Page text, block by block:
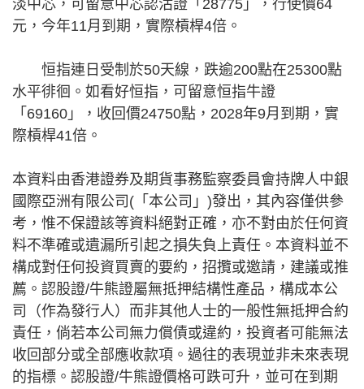
淡中芯，可留意中芯認沽證「28775」，行使價64
元，今年11月到期，實際槓桿4倍。
恒指連日受制於50天線，跌逾200點在25300點
水平徘徊。如看好恒指，可留意恒指牛證
「69160」，收回價24750點，2028年9月到期，實
際槓桿41倍。
本資料由香港證券及期貨事務監察委員會持牌人中銀
國際亞洲有限公司(「本公司」)發出，其內容僅供參
考，惟不保證該等資料絕對正確，亦不對由於任何資
料不準確或遺漏所引起之損失負上責任。本資料並不
構成對任何投資買賣的要約，招攬或邀請，建議或推
薦。認股證/牛熊證屬無抵押結構性產品，構成本公
司（作為發行人）而非其他人士的一般性無抵押合約
責任，倘若本公司無力償債或違約，投資者可能無法
收回部分或全部應收款項。過往的表現並非未來表現
的指標。認股證/牛熊證價格可跌可升，並可在到期